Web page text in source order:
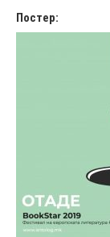
Постер: